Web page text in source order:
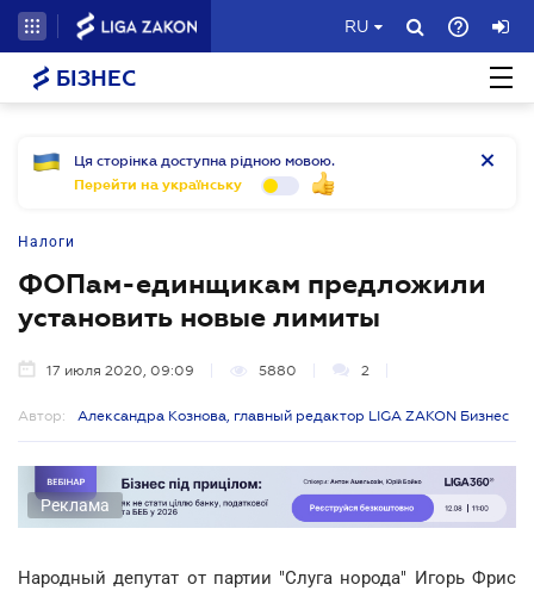
RU
БІЗНЕС
Ця сторінка доступна рідною мовою.
Перейти на українську
Налоги
ФОПам-единщикам предложили
установить новые лимиты
17 июля 2020, 09:09 5880 2
Автор: Александра Кознова, главный редактор LIGA ZAKON Бизнес
Реклама
Народный депутат от партии "Слуга норода" Игорь Фрис